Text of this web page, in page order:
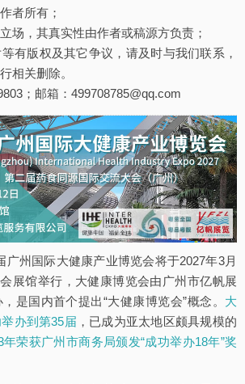
者所有；
场，其真实性由作者或稿源方负责；
有版权及其它争议，请及时与我们联系，
相关删除。
；邮箱：499708785@qq.com
广州国际大健康产业博览会将于2027年3月
展馆举行，大健康博览会由广州市亿帆展
是国内首个提出“大健康博览会”概念。 大
办到第35届 ，已成为亚太地区颇具规模的
年荣获广州市商务局颁发“成功举办18年”奖